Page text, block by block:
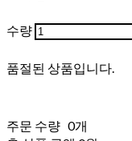
수량
품절된 상품입니다.
주문 수량 0개